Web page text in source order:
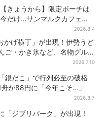
【きょうから】限定ポーチは
今だけ…サンマルクカフェ初
の「夏福袋」、実質無料でレ
アグッズが手に入る
2026.8.4
かげ横丁」が出現！伊勢うど
ご・かき氷など、名物グル
2026.7.10
銀だこ」で行列必至の破格
が88円に「今年こそ…」
2026.8.7
「ジブリパーク」が出現！